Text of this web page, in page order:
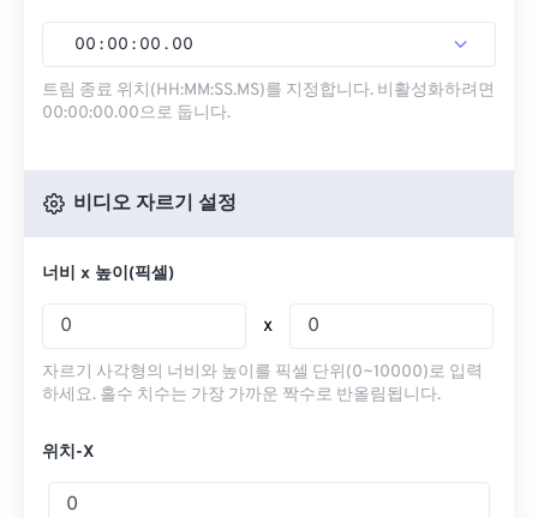
00 : 00 : 00 . 00
트림 종료 위치(HH:MM:SS.MS)를 지정합니다. 비활성화하려면
00:00:00.00으로 둡니다.
비디오 자르기 설정
너비 x 높이(픽셀)
x
자르기 사각형의 너비와 높이를 픽셀 단위(0~10000)로 입력
하세요. 홀수 치수는 가장 가까운 짝수로 반올림됩니다.
위치-X